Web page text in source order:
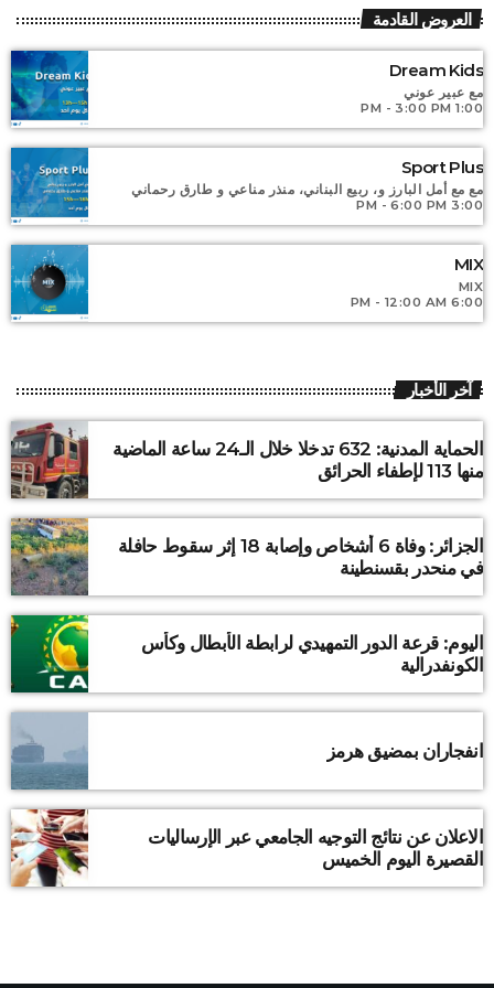
For every Show page the timetable is auomatically generated
from the schedule, and you can set automatic carousels of
Podcasts, Articles and Charts by simply choosing a category.
Curabitur id lacus felis. Sed justo mauris, auctor eget tellus
nec, pellentesque varius mauris. Sed eu congue nulla, et
tincidunt justo. Aliquam semper faucibus odio id varius.
Suspendisse varius laoreet sodales.
العروض القادمة
Dream Kids
مع عبير عوني
1:00 PM - 3:00 PM
Sport Plus
مع مع أمل البارز و، ربيع البناني، منذر مناعي و طارق رحماني
3:00 PM - 6:00 PM
MIX
MIX
6:00 PM - 12:00 AM
آخر الأخبار
الحماية المدنية: 632 تدخلا خلال الـ24 ساعة الماضية
منها 113 لإطفاء الحرائق
الجزائر: وفاة 6 أشخاص وإصابة 18 إثر سقوط حافلة
في منحدر بقسنطينة
اليوم: قرعة الدور التمهيدي لرابطة الأبطال وكأس
الكونفدرالية
انفجاران بمضيق هرمز
الاعلان عن نتائج التوجيه الجامعي عبر الإرساليات
القصيرة اليوم الخميس